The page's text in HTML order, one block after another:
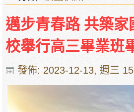
邁步青春路 共築
校舉行高三畢業班
發佈: 2023-12-13, 週三